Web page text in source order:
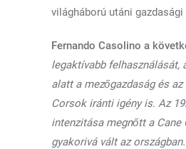
világháború utáni
Fernando Casolino a
legaktívabb felhasználását,
alatt a mezőgazdaság és
Corsok iránti igény is. Az
intenzitása megnőtt a
gyakorivá vált az